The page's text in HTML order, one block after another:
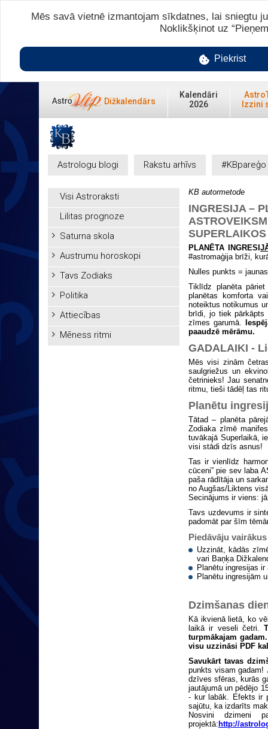
Dižkalendārs
Kalendāri
2026
Izzini
Astrologu blogi Rakstu arhīvs #KBpareģo
Visi Astroraksti
Lilitas prognoze
Saturna skola
Austrumu horoskopi
Tavs Zodiaks
Politika
Attiecības
Mēness ritmi
KB autormetode
INGRESIJA –
PLANĒTA INGRESI
#astromaģija brīži,
Nulles punkts =
Tiklīdz planēta
planētas komforta
noteiktus notikumus
brīdi, jo tiek
zīmes garumā.
paaudzē mērāmu.
GADALAIKI -
Mēs visi zinām
saulgriežus un
četrinieks! Jau
ritmu, tieši tādēļ tas
Planētu
Tātad – planēta
Zodiaka zīmē
tuvākajā Superlaikā,
visi stādi dzīs asnus!
Tas ir vienlīdz
cūceni” pie sev laba
paša rādītāja un
no Augšas/Liktens
Secinājums ir viens:
Tavs uzdevums ir
padomāt par šīm
Piedāvāju
Uzzināt, kādās
vari Baņķa
Planētu ingresijas
Planētu ingresijām
Dzimšanas
Kā ikvienā lietā, ko
laikā ir veseli četri.
turpmākajam
visu uzzināsi PDF
Savukārt tavas
punkts visam gadam!
dzīves sfēras, kurās
jautājumā un pēdējo
- kur labāk. Efekts ir
sajūtu, ka izdarīts
Nosvini dzimeni
projektā: http://
Mēs savā vietnē izmantojam sīkdatnes, lai sniegtu
Noklikšķinot uz
Piekrist